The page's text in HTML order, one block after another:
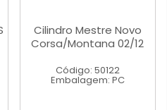
Cilindro Mestre Novo
Corsa/Montana 02/12
Código: 50122
Embalagem: PC